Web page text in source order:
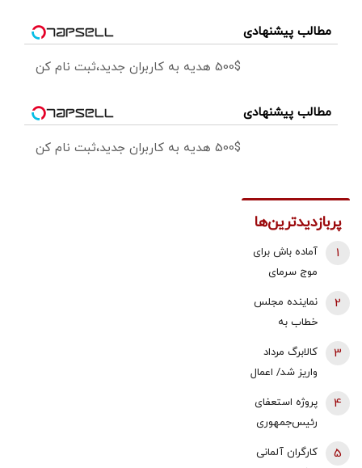
مطالب پیشنهادی
500$ هدیه به کاربران جدید،ثبت نام کن
مطالب پیشنهادی
500$ هدیه به کاربران جدید،ثبت نام کن
پربازدیدترین‌ها
آماده باش برای
موج سرمای
1
نماینده مجلس
خطاب به
بقایی: شما
سخن‌نگو!
2
کالابرگ مرداد
واریز شد/ اعمال
در زمان بندی
3
پروژه استعفای
رئیس‌جمهوری
دوباره روی میز
4
کارگران آلمانی
5